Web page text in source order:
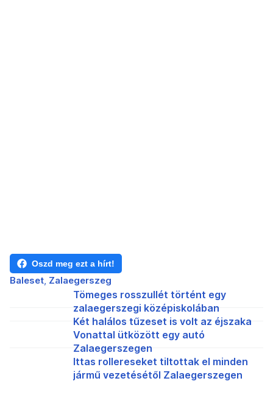
Oszd meg ezt a hírt!
Baleset Zalaegerszeg
Tömeges rosszullét történt egy
zalaegerszegi középiskolában
Két halálos tűzeset is volt az éjszaka
Vonattal ütközött egy autó
Zalaegerszegen
Ittas rollereseket tiltottak el minden
jármű vezetésétől Zalaegerszegen